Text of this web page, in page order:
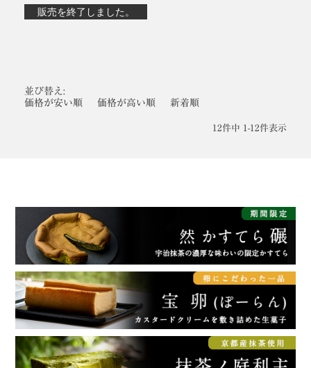
販売を終了しました。
並び替え
価格が安い順
価格が高い順 新着順
12件中 1 -12件表示